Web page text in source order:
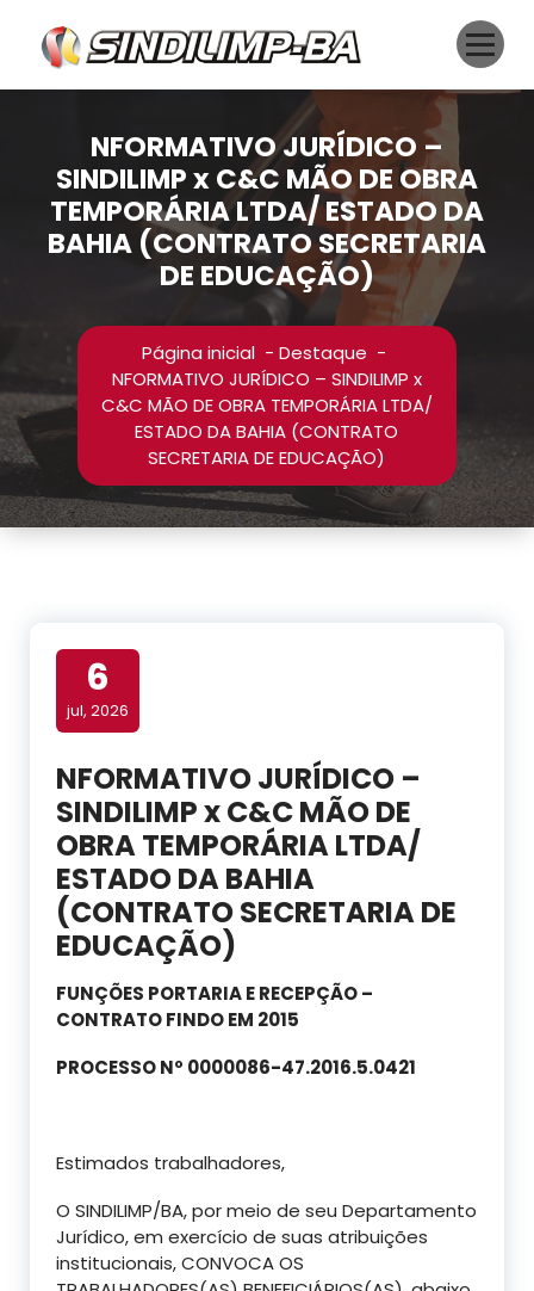
conteúdo
NFORMATIVO JURÍDICO –
SINDILIMP x C&C MÃO DE OBRA
TEMPORÁRIA LTDA/ ESTADO DA
BAHIA (CONTRATO SECRETARIA
DE EDUCAÇÃO)
Página inicial -Destaque -
NFORMATIVO JURÍDICO – SINDILIMP x
C&C MÃO DE OBRA TEMPORÁRIA LTDA/
ESTADO DA BAHIA (CONTRATO
SECRETARIA DE EDUCAÇÃO)
6
jul, 2026
NFORMATIVO JURÍDICO –
SINDILIMP x C&C MÃO DE
OBRA TEMPORÁRIA LTDA/
ESTADO DA BAHIA
(CONTRATO SECRETARIA DE
EDUCAÇÃO)
FUNÇÕES PORTARIA E RECEPÇÃO –
CONTRATO FINDO EM 2015
PROCESSO Nº 0000086-47.2016.5.0421
Estimados trabalhadores,
O SINDILIMP/BA, por meio de seu Departamento
Jurídico, em exercício de suas atribuições
institucionais, CONVOCA OS